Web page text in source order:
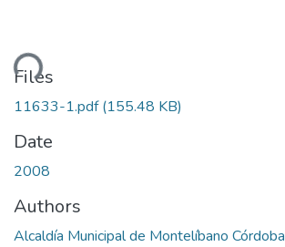
Files
11633-1.pdf(155.48 KB)
Date
2008
Authors
Alcaldía Municipal de Montelíbano Córdoba